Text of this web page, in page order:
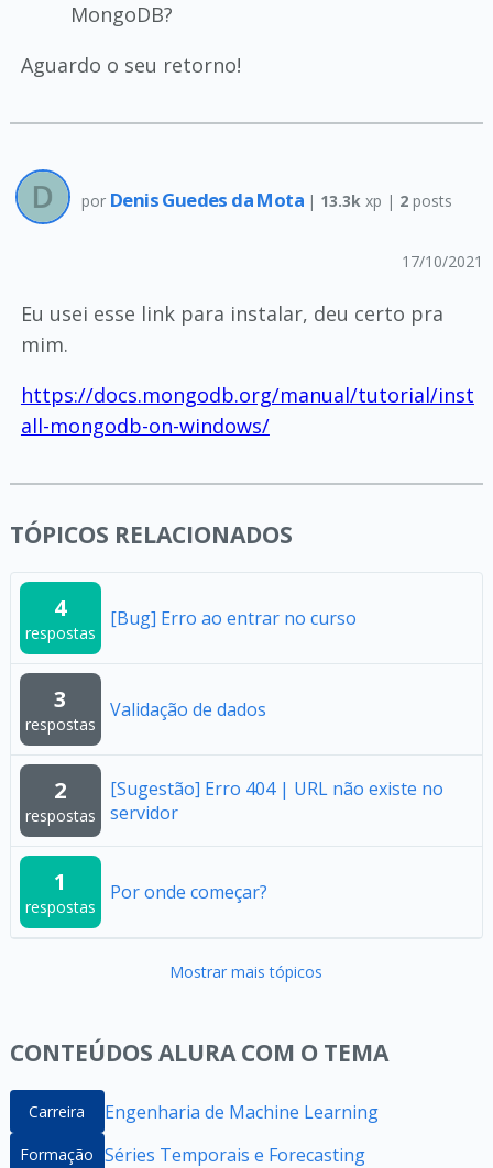
MongoDB?
Aguardo o seu retorno!
por Denis Guedes da Mota | 13.3k xp | 2 posts
17/10/2021
Eu usei esse link para instalar, deu certo pra
mim.
https://docs.mongodb.org/manual/tutorial/inst
all-mongodb-on-windows/
TÓPICOS RELACIONADOS
4
respostas
[Bug] Erro ao entrar no curso
3
respostas
Validação de dados
2
respostas
[Sugestão] Erro 404 | URL não existe no
servidor
1
respostas
Por onde começar?
Mostrar mais tópicos
CONTEÚDOS ALURA COM O TEMA
Carreira Engenharia de Machine Learning
Formação Séries Temporais e Forecasting